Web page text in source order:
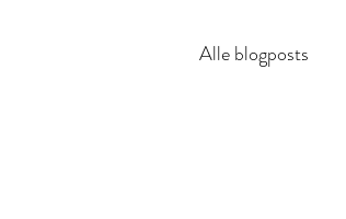
Alle blogposts